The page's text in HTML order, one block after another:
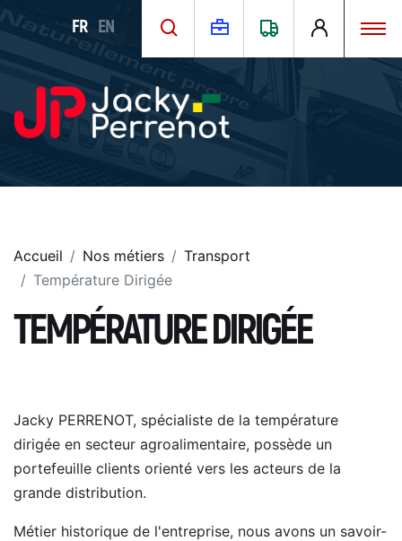
FR EN
Accueil Nos métiers
Transport
Température Dirigée
TEMPÉRATURE DIRIGÉE
Jacky PERRENOT, spécialiste de la température
dirigée en secteur agroalimentaire, possède un
portefeuille clients orienté vers les acteurs de la
grande distribution.
Métier historique de l'entreprise, nous avons un savoir-